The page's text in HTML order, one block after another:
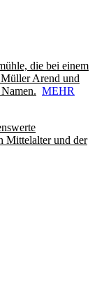
die bei einem
Arend und
MEHR
Mittelalter und der